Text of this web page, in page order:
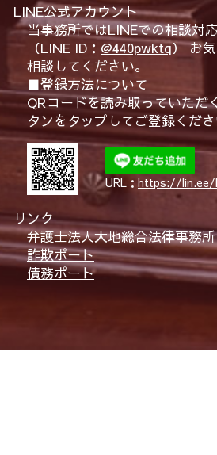
LINE公式アカウント
当事務所ではLINEでの相談対
（LINE ID： @440pwktq） お
相談してください。
■登録方法について
QRコードを読み取っていただ
タンをタップしてご登録くださ
URL： https://lin.ee/
リンク
弁護士法人大地総合法律事務所
詐欺ポート
債務ポート